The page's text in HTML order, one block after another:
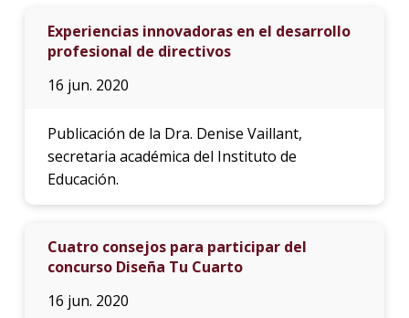
Experiencias innovadoras en el desarrollo
profesional de directivos
16 jun. 2020
Publicación de la Dra. Denise Vaillant,
secretaria académica del Instituto de
Educación.
Cuatro consejos para participar del
concurso Diseña Tu Cuarto
16 jun. 2020